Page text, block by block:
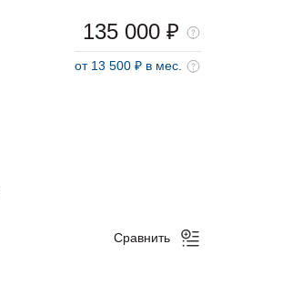
135 000 ₽
от 13 500 ₽ в мес.
Сравнить